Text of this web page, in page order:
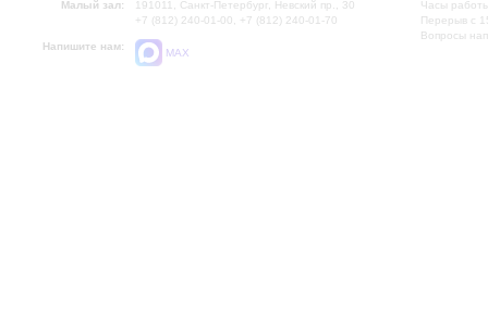
Малый зал:
191011, Санкт-Петербург, Невский пр., 30
+7 (812) 240-01-00, +7 (812) 240-01-70
Напишите нам:
MAX
Часы
Перерыв с
Вопросы